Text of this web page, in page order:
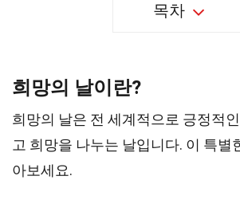
목차
희망의 날이란?
희망의 날은 전 세계적으로 긍정적
고 희망을 나누는 날입니다. 이 특별
아보세요.